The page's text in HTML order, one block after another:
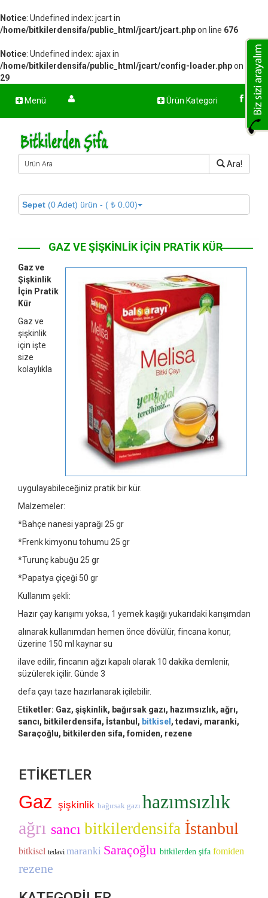
Notice: Undefined index: jcart in
/home/bitkilerdensifa/public_html/jcart/jcart.phpon line 676
Notice: Undefined index: ajax in
/home/bitkilerdensifa/public_html/jcart/config-loader.phpon line
29
Menü Ürün Kategori
Ara!
Sepet (0 Adet) ürün - ( ₺ 0.00)
GAZ VE ŞIŞKINLIK İÇIN PRATIK KÜR
Gaz ve
Şişkinlik
İçin Pratik
Kür
Gaz ve
şişkinlik
için işte
size
kolaylıkla
uygulayabileceğiniz pratik bir kür.
Malzemeler:
*Bahçe nanesi yaprağı 25 gr
*Frenk kimyonu tohumu 25 gr
*Turunç kabuğu 25 gr
*Papatya çiçeği 50 gr
Kullanım şekli:
Hazır çay karışımı yoksa, 1 yemek kaşığı yukarıdaki karışımdan
alınarak kullanımdan hemen önce dövülür, fincana konur,
üzerine 150 ml kaynar su
ilave edilir, fincanın ağzı kapalı olarak 10 dakika demlenir,
süzülerek içilir. Günde 3
defa çayı taze hazırlanarak içilebilir.
Etiketler: Gaz, şişkinlik, bağırsak gazı, hazımsızlık, ağrı,
sancı, bitkilerdensifa, İstanbul, bitkisel , tedavi, maranki,
Saraçoğlu, bitkilerden sifa, fomiden, rezene
ETİKETLER
Gaz şişkinlik bağırsak gazı hazımsızlık
ağrı sancı bitkilerdensifa İstanbul
bitkisel tedavi maranki Saraçoğlu bitkilerden şifa fomiden
rezene